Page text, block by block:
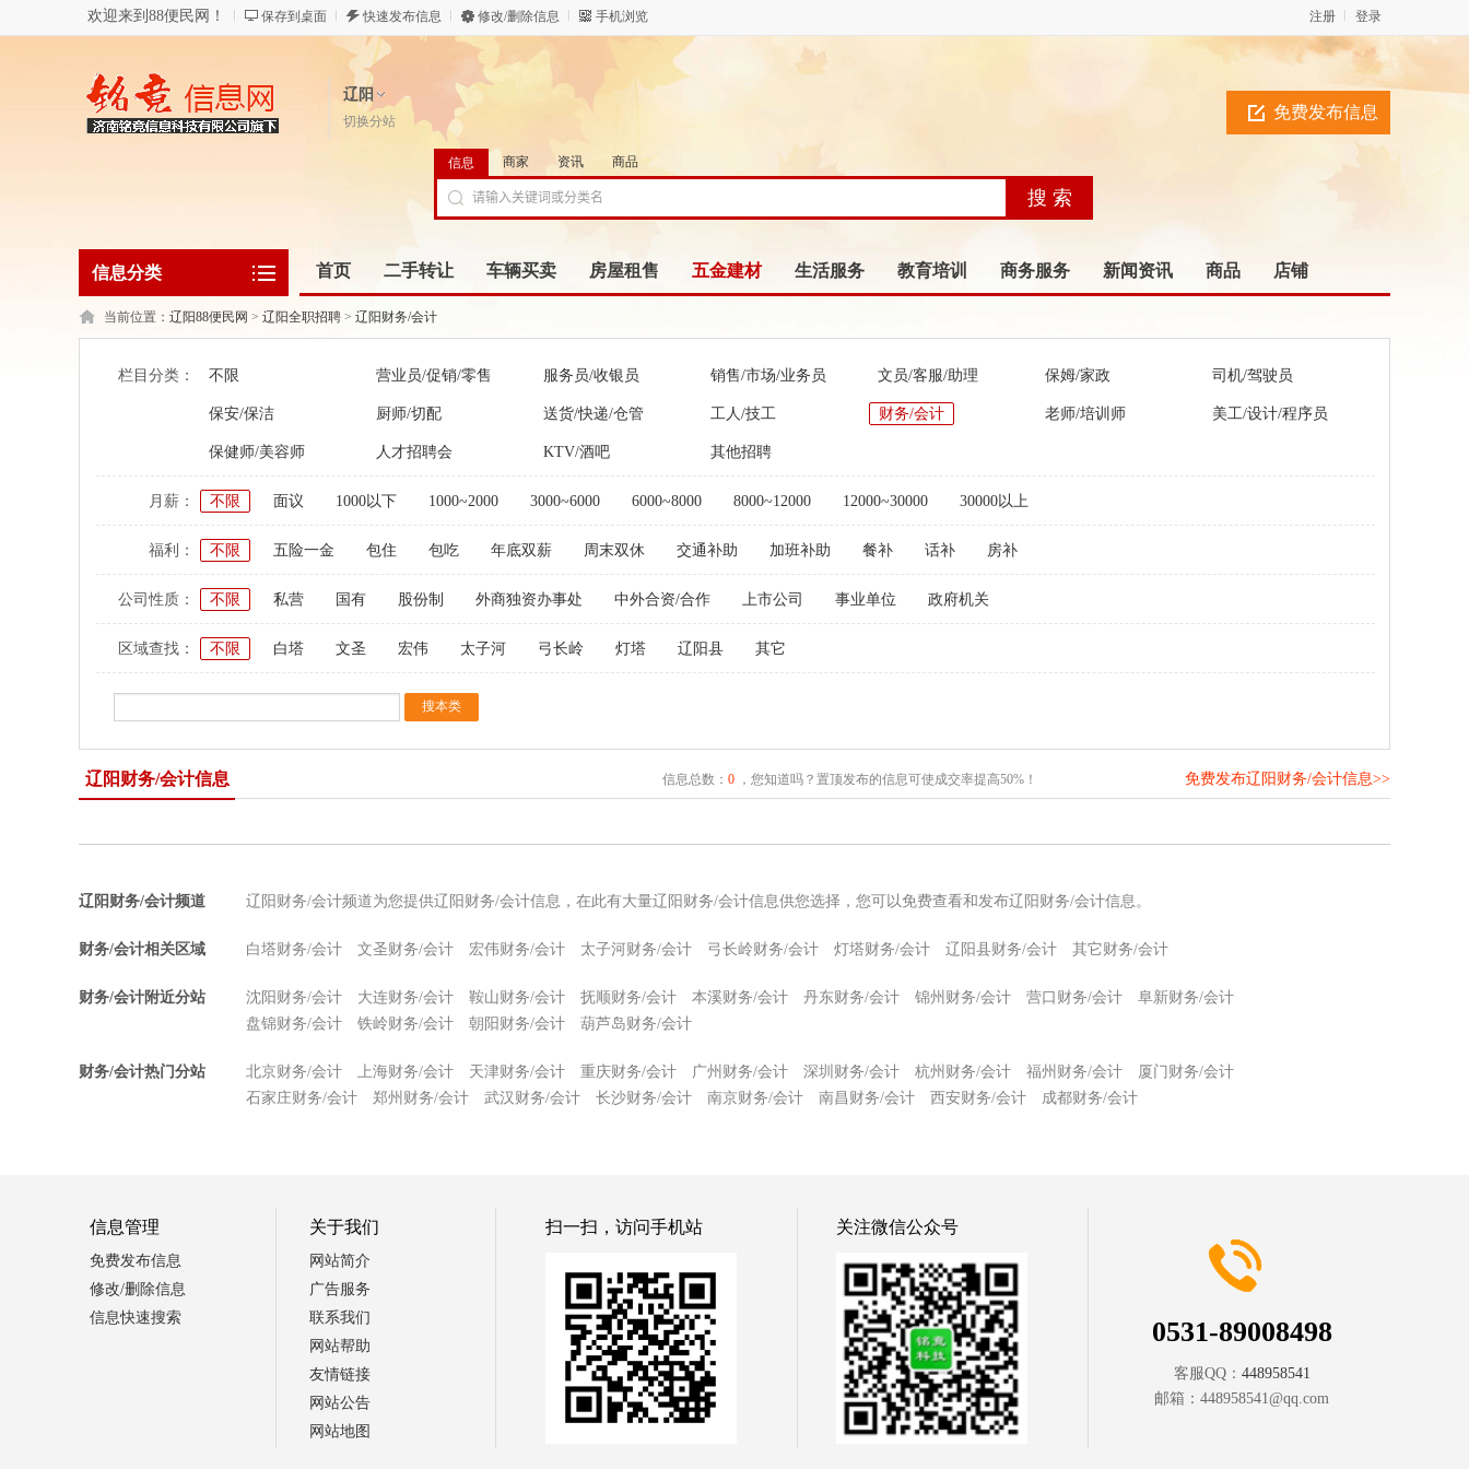
欢迎来到88便民网！ 保存到桌面 快速发布信息 修改/删除信息 手机浏览 登录
注册
辽阳
切换分站 免费发布信息
信息 商家 资讯 商品
信息分类 首页 二手转让 车辆买卖 房屋租售 五金建材 生活服务 教育培训 商务服务 新闻资讯 商品 店铺
当前位置： 辽阳88便民网 > 辽阳全职招聘 > 辽阳财务/会计
栏目分类： 不限 营业员/促销/零售 服务员/收银员 销售/市场/业务员 文员/客服/助理 保姆/家政 司机/驾驶员
保安/保洁 厨师/切配 送货/快递/仓管 工人/技工 财务/会计 老师/培训师 美工/设计/程序员
保健师/美容师 人才招聘会 KTV/酒吧 其他招聘
月薪： 不限 面议 1000以下 1000~2000 3000~6000 6000~8000 8000~12000 12000~30000 30000以上
福利： 不限 五险一金 包住 包吃 年底双薪 周末双休 交通补助 加班补助 餐补 话补 房补
公司性质： 不限 私营 国有 股份制 外商独资办事处 中外合资/合作 上市公司 事业单位 政府机关
区域查找： 不限 白塔 文圣 宏伟 太子河 弓长岭 灯塔 辽阳县 其它
辽阳财务/会计信息 信息总数： 0，您知道吗？置顶发布的信息可使成交率提高50%！ 免费发布辽阳财务/会计信息>>
辽阳财务/会计频道 辽阳财务/会计频道为您提供辽阳财务/会计信息，在此有大量辽阳财务/会计信息供您选择，您可以免费查看和发布辽阳财务/会计信息。
财务/会计相关区域 白塔财务/会计 文圣财务/会计 宏伟财务/会计 太子河财务/会计 弓长岭财务/会计 灯塔财务/会计 辽阳县财务/会计 其它财务/会计
财务/会计附近分站 沈阳财务/会计 大连财务/会计 鞍山财务/会计 抚顺财务/会计 本溪财务/会计 丹东财务/会计 锦州财务/会计 营口财务/会计
阜新财务/会计
盘锦财务/会计
铁岭财务/会计 朝阳财务/会计 葫芦岛财务/会计
财务/会计热门分站 北京财务/会计 上海财务/会计 天津财务/会计 重庆财务/会计 广州财务/会计 深圳财务/会计 杭州财务/会计 福州财务/会计
厦门财务/会计
石家庄财务/会计
郑州财务/会计 武汉财务/会计 长沙财务/会计 南京财务/会计 南昌财务/会计 西安财务/会计 成都财务/会计
信息管理
免费发布信息
修改/删除信息
信息快速搜索
关于我们
网站简介
广告服务
联系我们
网站帮助
友情链接
网站公告
网站地图
扫一扫，访问手机站 关注微信公众号
0531-89008498
客服QQ： 448958541
邮箱： 448958541@qq.com